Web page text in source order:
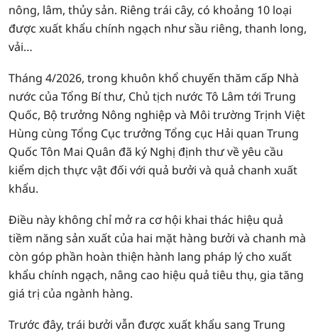
nông, lâm, thủy sản. Riêng trái cây, có khoảng 10 loại
được xuất khẩu chính ngạch như sầu riêng, thanh long,
vải…
Tháng 4/2026, trong khuôn khổ chuyến thăm cấp Nhà
nước của Tổng Bí thư, Chủ tịch nước Tô Lâm tới Trung
Quốc, Bộ trưởng Nông nghiệp và Môi trường Trịnh Việt
Hùng cùng Tổng Cục trưởng Tổng cục Hải quan Trung
Quốc Tôn Mai Quân đã ký Nghị định thư về yêu cầu
kiểm dịch thực vật đối với quả bưởi và quả chanh xuất
khẩu.
Điều này không chỉ mở ra cơ hội khai thác hiệu quả
tiềm năng sản xuất của hai mặt hàng bưởi và chanh mà
còn góp phần hoàn thiện hành lang pháp lý cho xuất
khẩu chính ngạch, nâng cao hiệu quả tiêu thụ, gia tăng
giá trị của ngành hàng.
Trước đây, trái bưởi vẫn được xuất khẩu sang Trung